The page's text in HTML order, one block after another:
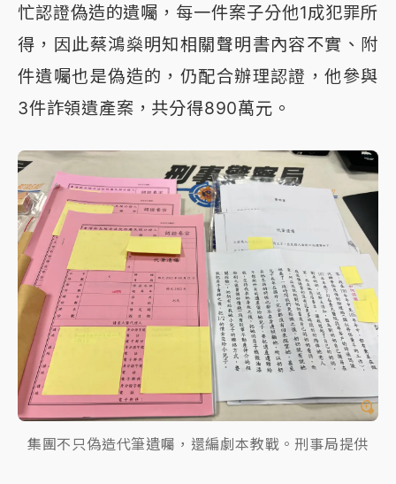
忙認證偽造的遺囑，每一件案子分他1成犯罪所
得，因此蔡鴻燊明知相關聲明書內容不實、附
件遺囑也是偽造的，仍配合辦理認證，他參與
3件詐領遺產案，共分得890萬元。
集團不只偽造代筆遺囑，還編劇本教戰。刑事局提供